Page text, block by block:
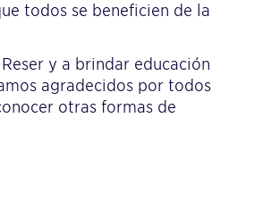
todos se beneficien de la
y a brindar educación
agradecidos por todos
otras formas de